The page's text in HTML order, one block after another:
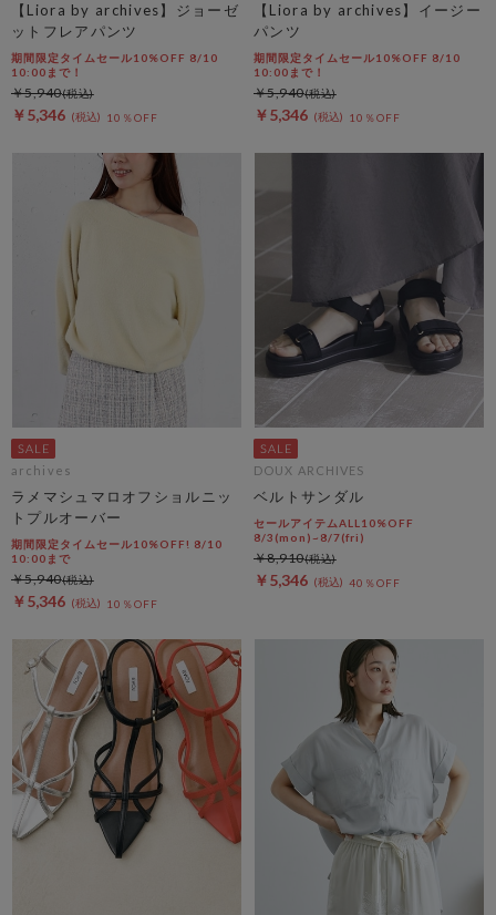
【Liora by archives】ジョーゼ
ットフレアパンツ
期間限定タイムセール10%OFF 8/10
10:00まで！
￥5,346 10％OFF
￥5,940
【Liora by archives】イージー
パンツ
期間限定タイムセール10%OFF 8/10
10:00まで！
￥5,346 10％OFF
￥5,940
archives
ラメマシュマロオフショルニッ
トプルオーバー
期間限定タイムセール10%OFF! 8/10
10:00まで
￥5,346 10％OFF
￥5,940
DOUX ARCHIVES
ベルトサンダル
セールアイテムALL10%OFF
8/3(mon)~8/7(fri)
￥5,346 40％OFF
￥8,910